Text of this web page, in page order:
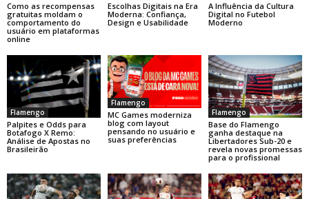
Como as recompensas
gratuitas moldam o
comportamento do
usuário em plataformas
online
Escolhas Digitais na Era
Moderna: Confiança,
Design e Usabilidade
A Influência da Cultura
Digital no Futebol
Moderno
Flamengo
Palpites e Odds para
Botafogo X Remo:
Análise de Apostas no
Brasileirão
Flamengo
MC Games moderniza
blog com layout
pensando no usuário e
suas preferências
Flamengo
Base do Flamengo
ganha destaque na
Libertadores Sub-20 e
revela novas promessas
para o profissional